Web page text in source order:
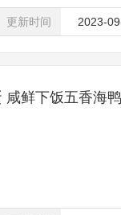
更新时间 2023-
咸鲜下饭五香海